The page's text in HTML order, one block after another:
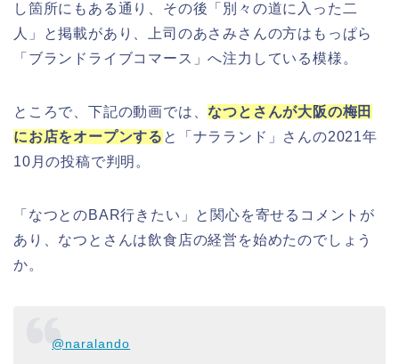
し箇所にもある通り、その後「別々の道に入った二
人」と掲載があり、上司のあさみさんの方はもっぱら
「ブランドライブコマース」へ注力している模様。
ところで、下記の動画では、なつとさんが大阪の梅田
にお店をオープンする と「ナラランド」さんの2021年
10月の投稿で判明。
「なつとのBAR行きたい」と関心を寄せるコメントが
あり、なつとさんは飲食店の経営を始めたのでしょう
か。
@naralando